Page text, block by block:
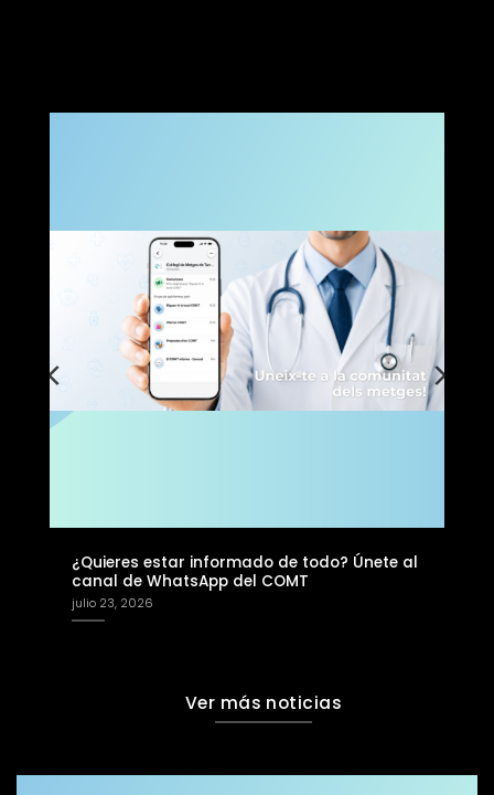
Únete al
Plan de Deportes – Tuna Tour, nada entre
atunes rojos
Ver más noticias